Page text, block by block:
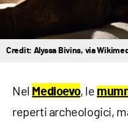
Credit: Alyssa Bivins, via
Nel Medioevo, le
reperti archeologici,